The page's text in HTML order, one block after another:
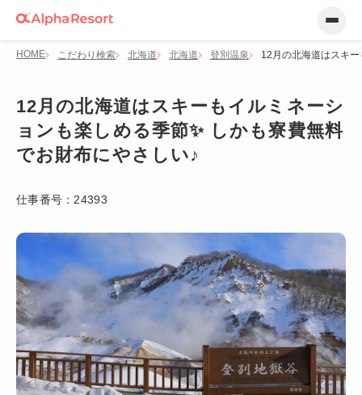
HOME こだわり検索 北海道 北海道 登別温泉 12月の北海道はスキ
12月の北海道はスキーもイルミネーシ
ョンも楽しめる季節✨ しかも寮費無料
でお財布にやさしい♪
仕事番号： 24393